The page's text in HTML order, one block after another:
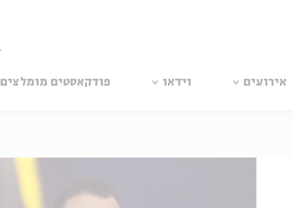
אירועים וידאו פודקאסטים מומלצים